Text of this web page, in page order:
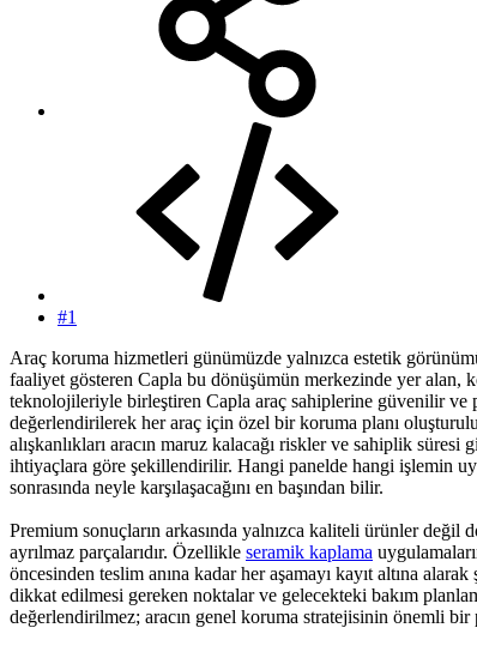
#1
Araç koruma hizmetleri günümüzde yalnızca estetik
faaliyet gösteren Capla bu dönüşümün merkezinde yer alan,
teknolojileriyle birleştiren Capla araç sahiplerine güvenilir ve
değerlendirilerek her araç için özel bir koruma planı
alışkanlıkları aracın maruz kalacağı riskler ve sahiplik
ihtiyaçlara göre şekillendirilir. Hangi panelde hangi işlemin
sonrasında neyle karşılaşacağını en başından bilir.
Premium sonuçların arkasında yalnızca kaliteli ürünler değil
ayrılmaz parçalarıdır. Özellikle seramik kaplama
öncesinden teslim anına kadar her aşamayı kayıt altına
dikkat edilmesi gereken noktalar ve gelecekteki bakım
değerlendirilmez; aracın genel koruma stratejisinin önemli bir